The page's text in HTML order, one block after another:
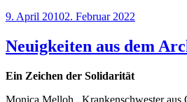
Veröffentlicht
9. April 20102. Februar 2022
Neuigkeiten aus dem
Ein Zeichen der Solidarität